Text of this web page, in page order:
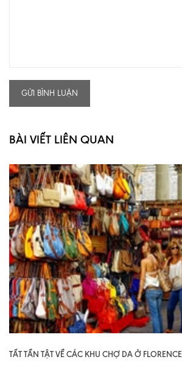
GỬI BÌNH LUẬN
BÀI VIẾT LIÊN QUAN
TẤT TẦN TẬT VỀ CÁC KHU CHỢ DA Ở FLORENCE